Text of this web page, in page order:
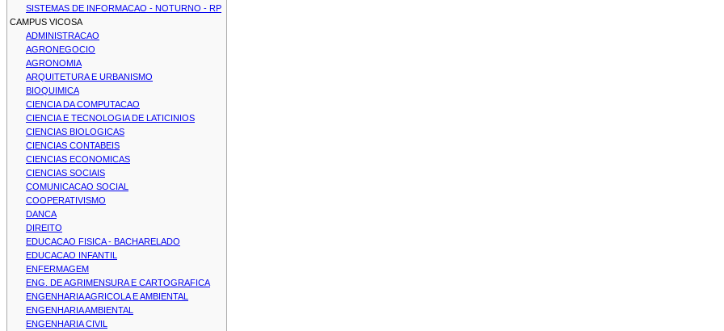
SISTEMAS DE INFORMACAO - NOTURNO - RP
CAMPUS VICOSA
ADMINISTRACAO
AGRONEGOCIO
AGRONOMIA
ARQUITETURA E URBANISMO
BIOQUIMICA
CIENCIA DA COMPUTACAO
CIENCIA E TECNOLOGIA DE LATICINIOS
CIENCIAS BIOLOGICAS
CIENCIAS CONTABEIS
CIENCIAS ECONOMICAS
CIENCIAS SOCIAIS
COMUNICACAO SOCIAL
COOPERATIVISMO
DANCA
DIREITO
EDUCACAO FISICA - BACHARELADO
EDUCACAO INFANTIL
ENFERMAGEM
ENG. DE AGRIMENSURA E CARTOGRAFICA
ENGENHARIA AGRICOLA E AMBIENTAL
ENGENHARIA AMBIENTAL
ENGENHARIA CIVIL